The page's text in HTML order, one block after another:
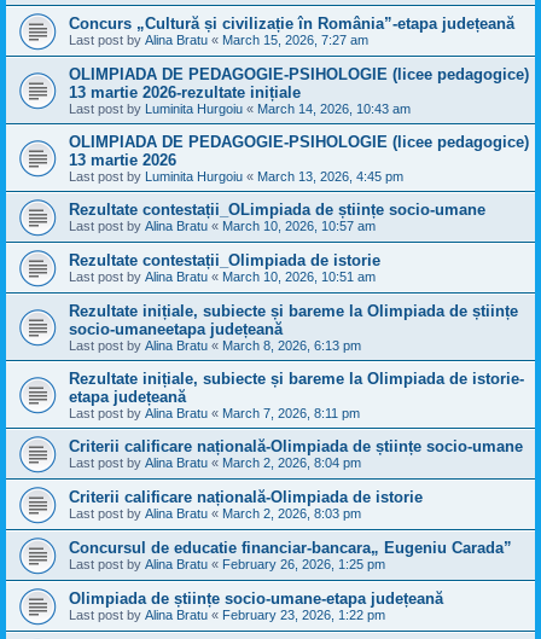
Concurs „Cultură și civilizație în România”-etapa județeană
Last post by Alina Bratu « March 15, 2026, 7:27 am
OLIMPIADA DE PEDAGOGIE-PSIHOLOGIE (licee pedagogice)
13 martie 2026-rezultate inițiale
Last post by Luminita Hurgoiu « March 14, 2026, 10:43 am
OLIMPIADA DE PEDAGOGIE-PSIHOLOGIE (licee pedagogice)
13 martie 2026
Last post by Luminita Hurgoiu « March 13, 2026, 4:45 pm
Rezultate contestații_OLimpiada de științe socio-umane
Last post by Alina Bratu « March 10, 2026, 10:57 am
Rezultate contestații_Olimpiada de istorie
Last post by Alina Bratu « March 10, 2026, 10:51 am
Rezultate inițiale, subiecte și bareme la Olimpiada de științe
socio-umaneetapa județeană
Last post by Alina Bratu « March 8, 2026, 6:13 pm
Rezultate inițiale, subiecte și bareme la Olimpiada de istorie-
etapa județeană
Last post by Alina Bratu « March 7, 2026, 8:11 pm
Criterii calificare națională-Olimpiada de științe socio-umane
Last post by Alina Bratu « March 2, 2026, 8:04 pm
Criterii calificare națională-Olimpiada de istorie
Last post by Alina Bratu « March 2, 2026, 8:03 pm
Concursul de educatie financiar-bancara„ Eugeniu Carada”
Last post by Alina Bratu « February 26, 2026, 1:25 pm
Olimpiada de științe socio-umane-etapa județeană
Last post by Alina Bratu « February 23, 2026, 1:22 pm